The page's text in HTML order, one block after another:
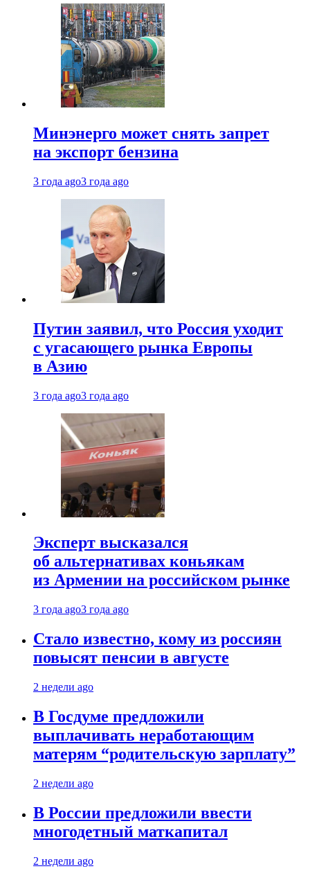
Минэнерго может снять запрет
на экспорт бензина
3 года ago3 года ago
Путин заявил, что Россия уходит
с угасающего рынка Европы
в Азию
3 года ago3 года ago
Эксперт высказался
об альтернативах коньякам
из Армении на российском рынке
3 года ago3 года ago
Стало известно, кому из россиян
повысят пенсии в августе
2 недели ago
В Госдуме предложили
выплачивать неработающим
матерям “родительскую зарплату”
2 недели ago
В России предложили ввести
многодетный маткапитал
2 недели ago